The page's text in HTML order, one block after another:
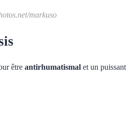
markuso
être antirhumatismal et un puissant